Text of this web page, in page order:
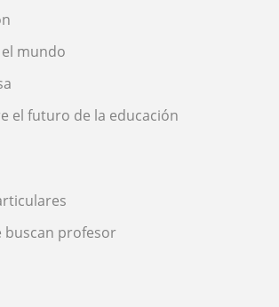
mundo
el futuro de la educación
buscan profesor